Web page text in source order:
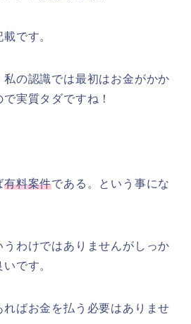
です。
の認識では最初はお金がかか
実質タダですね！
有料案件である。という事にな
わけではありませんがしっか
です。
ばお金を払う必要はありませ